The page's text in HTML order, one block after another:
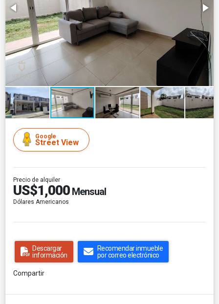
Google
Street View
Precio de alquiler
US$1,000 Mensual
Dólares Americanos
Descargar
información
Recomendar inmueble
por correo electrónico
Compartir